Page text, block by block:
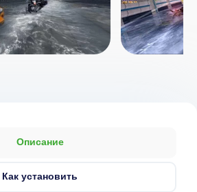
Описание
Как установить